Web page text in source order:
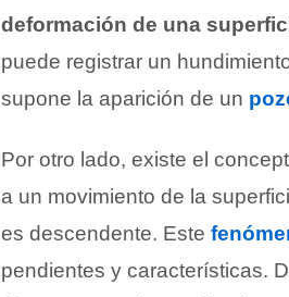
deformación de una
puede registrar un
supone la aparición de un
Por otro lado, existe el
a un movimiento de la
es descendente. Este
pendientes y características.